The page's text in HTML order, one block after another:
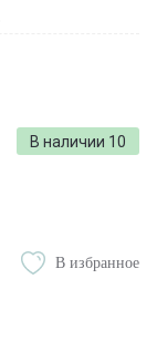
В наличии 10
В избранное